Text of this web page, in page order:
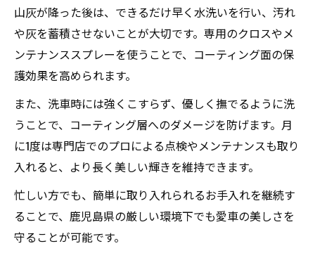
山灰が降った後は、できるだけ早く水洗いを行い、汚れ
や灰を蓄積させないことが大切です。専用のクロスやメ
ンテナンススプレーを使うことで、コーティング面の保
護効果を高められます。
また、洗車時には強くこすらず、優しく撫でるように洗
うことで、コーティング層へのダメージを防げます。月
に1度は専門店でのプロによる点検やメンテナンスも取り
入れると、より長く美しい輝きを維持できます。
忙しい方でも、簡単に取り入れられるお手入れを継続す
ることで、鹿児島県の厳しい環境下でも愛車の美しさを
守ることが可能です。